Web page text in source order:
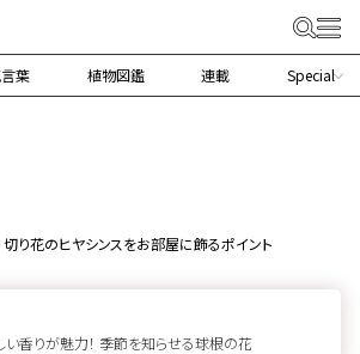
葉 植物図鑑 連載 Special
り花のヒヤシンスをお部屋に飾るポイント
い香りが魅力！ 季節を知らせる球根の花